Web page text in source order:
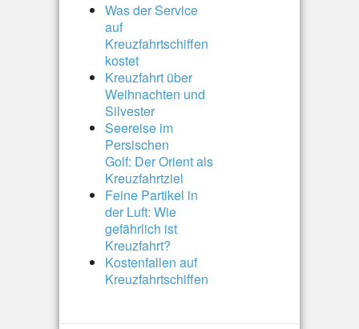
Was der Service
auf
Kreuzfahrtschiffen
kostet
Kreuzfahrt über
Weihnachten und
Silvester
Seereise im
Persischen
Golf: Der Orient als
Kreuzfahrtziel
Feine Partikel in
der Luft: Wie
gefährlich ist
Kreuzfahrt?
Kostenfallen auf
Kreuzfahrtschiffen